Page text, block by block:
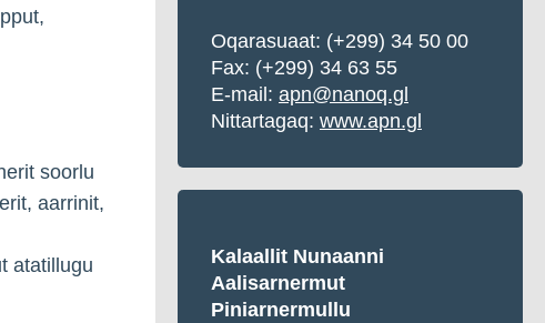
soorlu
aarrinit,
atatillugu
Oqarasuaat: (+299) 34 50 00
Fax: (+299) 34 63 55
E-mail: apn@nanoq.gl
Nittartagaq: www.apn.gl
Kalaallit Nunaanni
Aalisarnermut
Piniarnermullu